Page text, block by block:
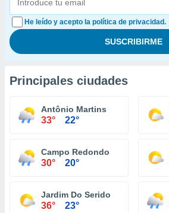
He leído y acepto la política de privacidad.
Principales ciudades
Antônio Martins
33° 22°
Campo Redondo
30° 20°
Jardim Do Serido
36° 23°